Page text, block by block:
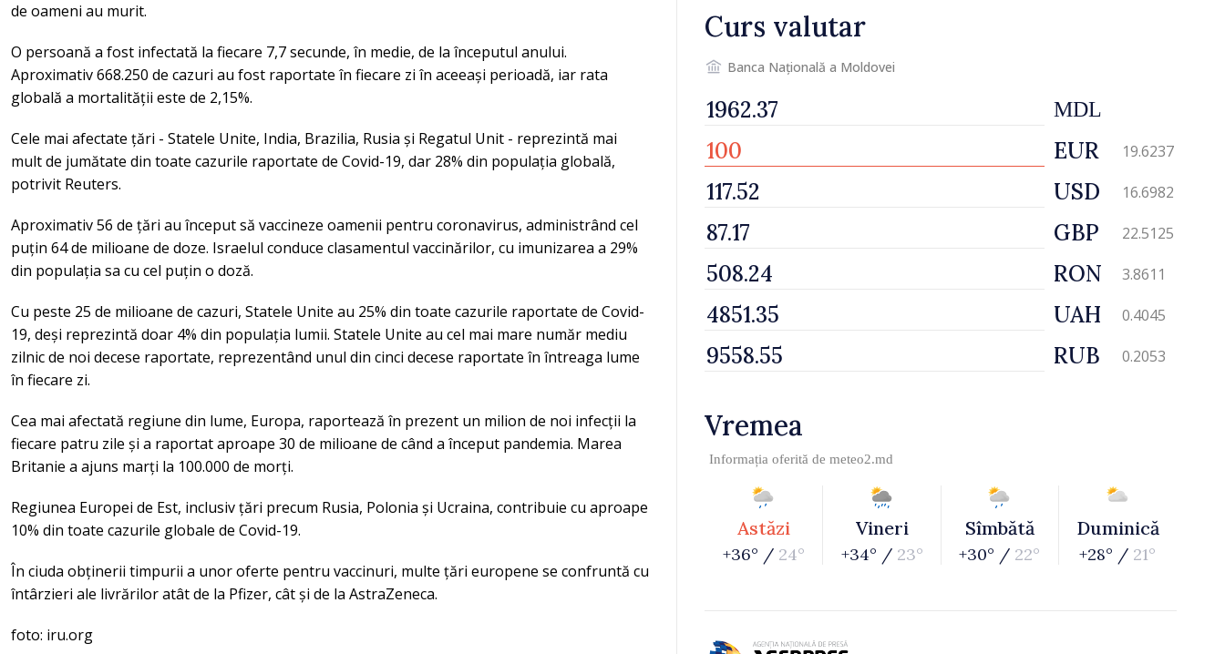
de oameni au murit.
O persoană a fost infectată la fiecare 7,7 secunde, în medie, de la începutul anului.
Aproximativ 668.250 de cazuri au fost raportate în fiecare zi în aceeași perioadă, iar rata
globală a mortalității este de 2,15%.
Cele mai afectate țări - Statele Unite, India, Brazilia, Rusia și Regatul Unit - reprezintă mai
mult de jumătate din toate cazurile raportate de Covid-19, dar 28% din populația globală,
potrivit Reuters.
Aproximativ 56 de țări au început să vaccineze oamenii pentru coronavirus, administrând cel
puțin 64 de milioane de doze. Israelul conduce clasamentul vaccinărilor, cu imunizarea a 29%
din populația sa cu cel puțin o doză.
Cu peste 25 de milioane de cazuri, Statele Unite au 25% din toate cazurile raportate de Covid-
19, deși reprezintă doar 4% din populația lumii. Statele Unite au cel mai mare număr mediu
zilnic de noi decese raportate, reprezentând unul din cinci decese raportate în întreaga lume
în fiecare zi.
Cea mai afectată regiune din lume, Europa, raportează în prezent un milion de noi infecții la
fiecare patru zile și a raportat aproape 30 de milioane de când a început pandemia. Marea
Britanie a ajuns marți la 100.000 de morți.
Regiunea Europei de Est, inclusiv țări precum Rusia, Polonia și Ucraina, contribuie cu aproape
10% din toate cazurile globale de Covid-19.
În ciuda obținerii timpurii a unor oferte pentru vaccinuri, multe țări europene se confruntă cu
întârzieri ale livrărilor atât de la Pfizer, cât și de la AstraZeneca.
foto: iru.org
Curs valutar
Banca Națională a Moldovei
MDL
EUR 19.6237
USD 16.6982
GBP 22.5125
RON 3.8611
UAH 0.4045
RUB 0.2053
Vremea
Informația oferită de meteo2.md
Astăzi
+36° / 24°
Vineri
+34° / 23°
Sîmbătă
+30° / 22°
Duminică
+28° / 21°